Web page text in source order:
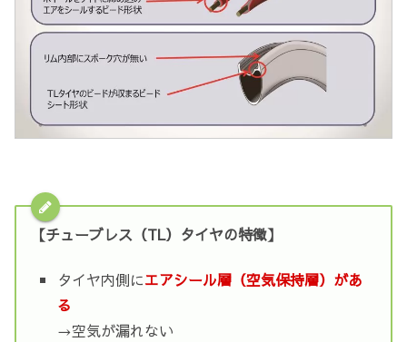
【チューブレス（TL）タイヤの特徴】
タイヤ内側にエアシール層（空気保持層）があ
る
→空気が漏れない